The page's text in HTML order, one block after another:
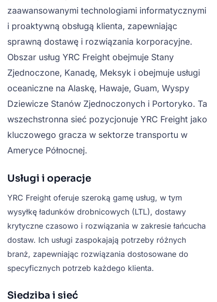
zaawansowanymi technologiami informatycznymi
i proaktywną obsługą klienta, zapewniając
sprawną dostawę i rozwiązania korporacyjne.
Obszar usług YRC Freight obejmuje Stany
Zjednoczone, Kanadę, Meksyk i obejmuje usługi
oceaniczne na Alaskę, Hawaje, Guam, Wyspy
Dziewicze Stanów Zjednoczonych i Portoryko. Ta
wszechstronna sieć pozycjonuje YRC Freight jako
kluczowego gracza w sektorze transportu w
Ameryce Północnej.
Usługi i operacje
YRC Freight oferuje szeroką gamę usług, w tym
wysyłkę ładunków drobnicowych (LTL), dostawy
krytyczne czasowo i rozwiązania w zakresie łańcucha
dostaw. Ich usługi zaspokajają potrzeby różnych
branż, zapewniając rozwiązania dostosowane do
specyficznych potrzeb każdego klienta.
Siedziba i sieć